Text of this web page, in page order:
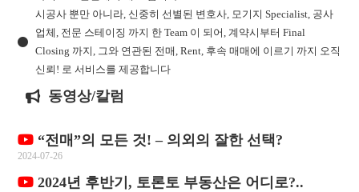
시공사 뿐만 아니라, 신중히 선별된 변호사, 모기지 Specialist, 공사
업체, 전문 스테이징 까지 한 Team 이 되어, 계약시부터 Final
Closing 까지, 그와 연관된 전매, Rent, 후속 매매에 이르기 까지 오직
신뢰! 로 서비스를 제공합니다
동영상/칼럼
“전매”의 모든 것! – 의외의 잘한 선택?
2024-07-26
2024년 후반기, 토론토 부동산은 어디로?..